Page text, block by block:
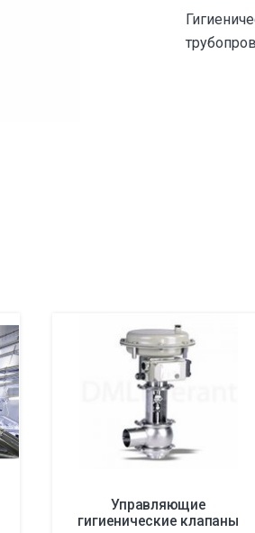
Управляющие
гигиенические клапаны